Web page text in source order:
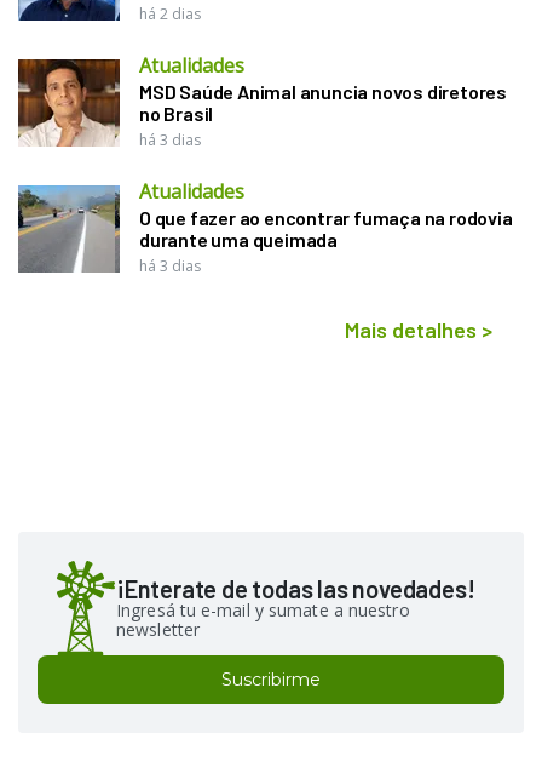
há 2 dias
Atualidades
MSD Saúde Animal anuncia novos diretores
no Brasil
há 3 dias
Atualidades
O que fazer ao encontrar fumaça na rodovia
durante uma queimada
há 3 dias
Mais detalhes >
¡Enterate de todas las novedades!
Ingresá tu e-mail y sumate a nuestro
newsletter
Suscribirme